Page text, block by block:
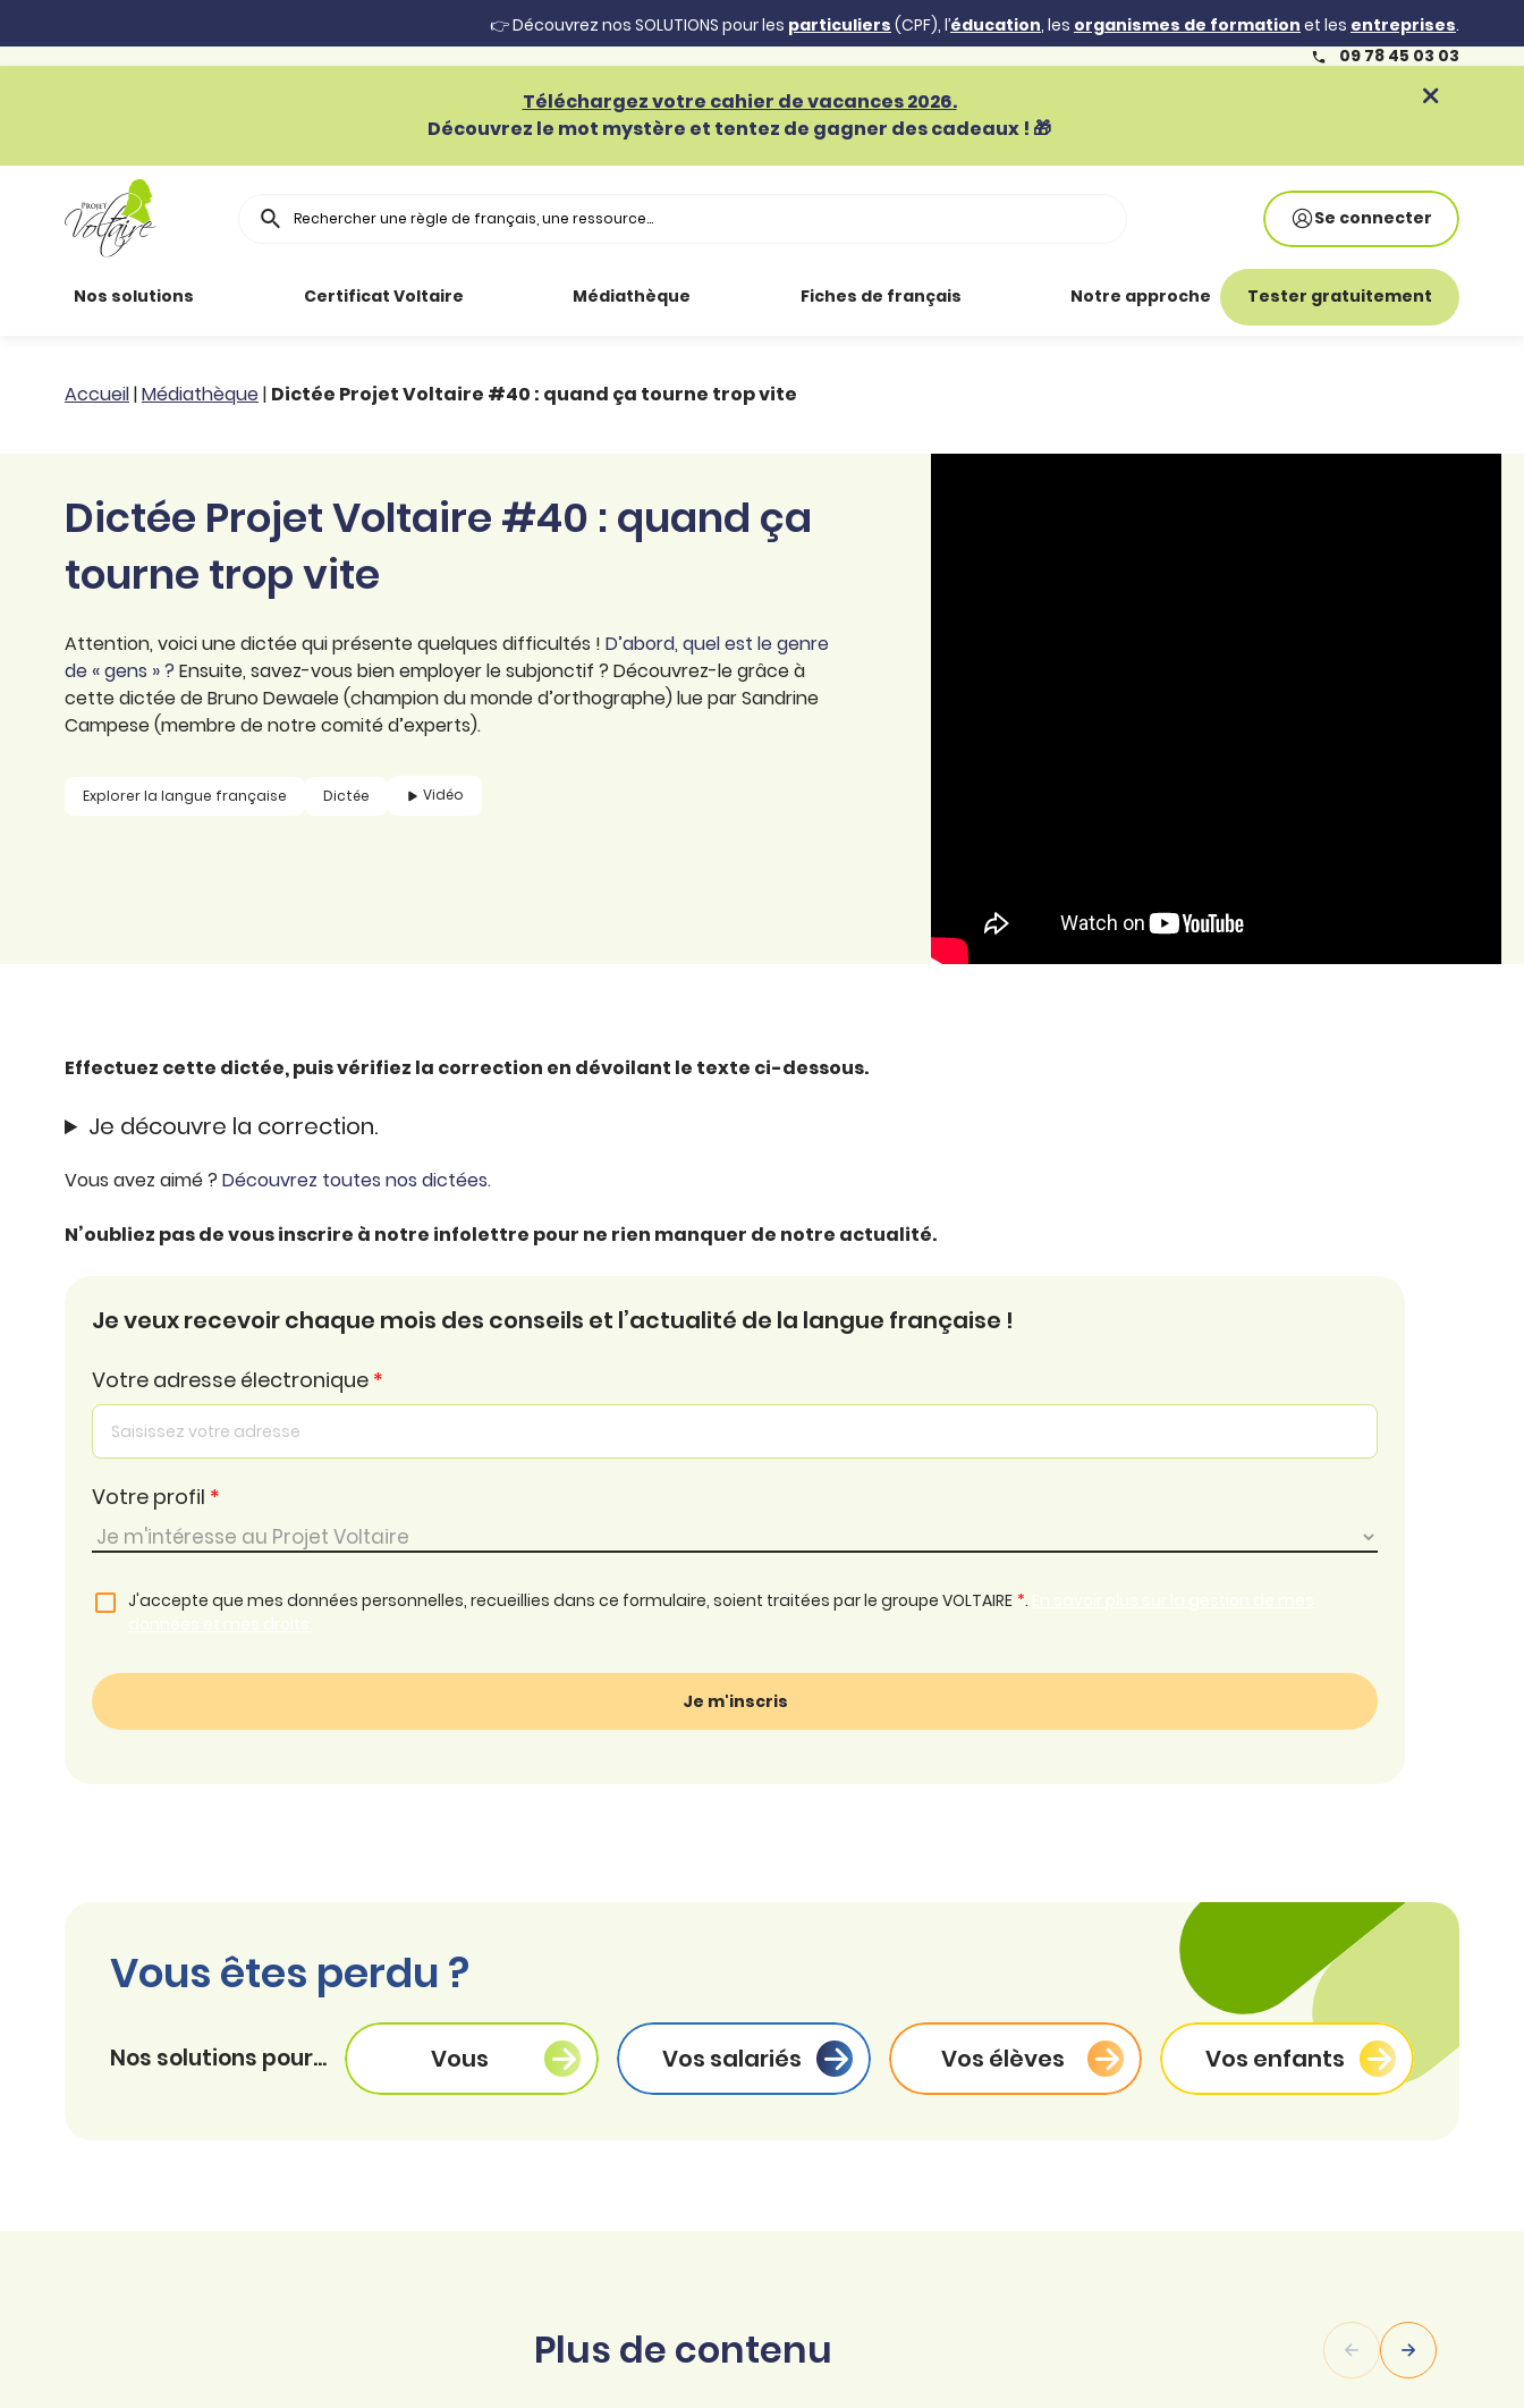
👉 Découvrez nos SOLUTIONS pour les particuliers (CPF), l’éducation, les organismes de formation et les entreprises.
09 78 45 03 03
Téléchargez votre cahier de vacances 2026.
Découvrez le mot mystère et tentez de gagner des cadeaux ! 🎁
Rechercher Se connecter
Nos solutions
Particuliers
Secteur public
Certifier ses compétences
Évaluer le niveau de ses
salariés
Certificat Voltaire Médiathèque
Toutes nos
professionnel
Animer une classe
Accompagner ses
salariés
Fiches de français
Conjugaison
d’orthographe
Syntaxe
Notre approche Tester gratuitement
Accueil|Médiathèque| Dictée Projet Voltaire #40 : quand ça tourne trop vite
Dictée Projet Voltaire #40 : quand ça
tourne trop vite
Attention, voici une dictée qui présente quelques difficultés ! D’abord, quel est le genre
de « gens » ? Ensuite, savez-vous bien employer le subjonctif ? Découvrez-le grâce à
cette dictée de Bruno Dewaele (champion du monde d’orthographe) lue par Sandrine
Campese (membre de notre comité d’experts).
Explorer la langue française Dictée Vidéo
Effectuez cette dictée, puis vérifiez la correction en dévoilant le texte ci-dessous.
Je découvre la correction.
Vous avez aimé ? Découvrez toutes nos dictées.
N’oubliez pas de vous inscrire à notre infolettre pour ne rien manquer de notre actualité.
Je veux recevoir chaque mois des conseils et l’actualité de la langue française !
Votre adresse électronique *
Votre profil *
J'accepte que mes données personnelles, recueillies dans ce formulaire, soient traitées par le groupe VOLTAIRE *.
Vous êtes perdu ?
Nos solutions pour... Vous Vos salariés Vos élèves Vos enfants
Plus de contenu